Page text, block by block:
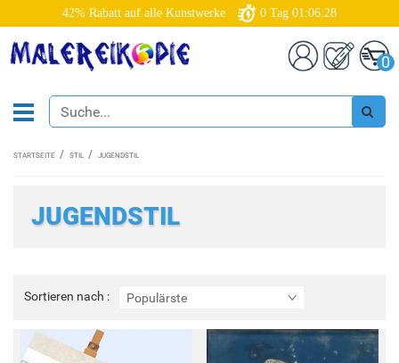
42% Rabatt auf alle Kunstwerke 0 Tag 01:06:26
0
STARTSEITE STIL JUGENDSTIL
JUGENDSTIL
Sortieren nach : Populärste
Sortieren
nach